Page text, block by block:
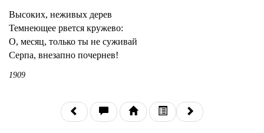
Высоких, неживых дерев
Темнеющее рвется кружево:
О, месяц, только ты не суживай
Серпа, внезапно почернев!
1909